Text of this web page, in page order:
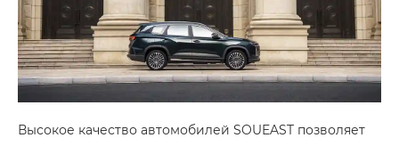
Высокое качество автомобилей SOUEAST позволяет